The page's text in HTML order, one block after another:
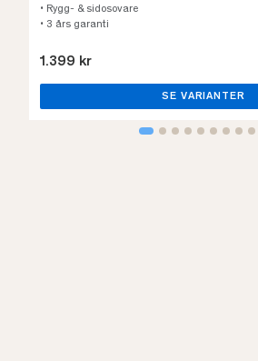
• Rygg- & sidosovare
• 3 års garanti
1.399 kr
SE VARIANTER